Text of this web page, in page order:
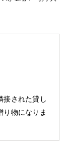
接された貸し
り物になりま